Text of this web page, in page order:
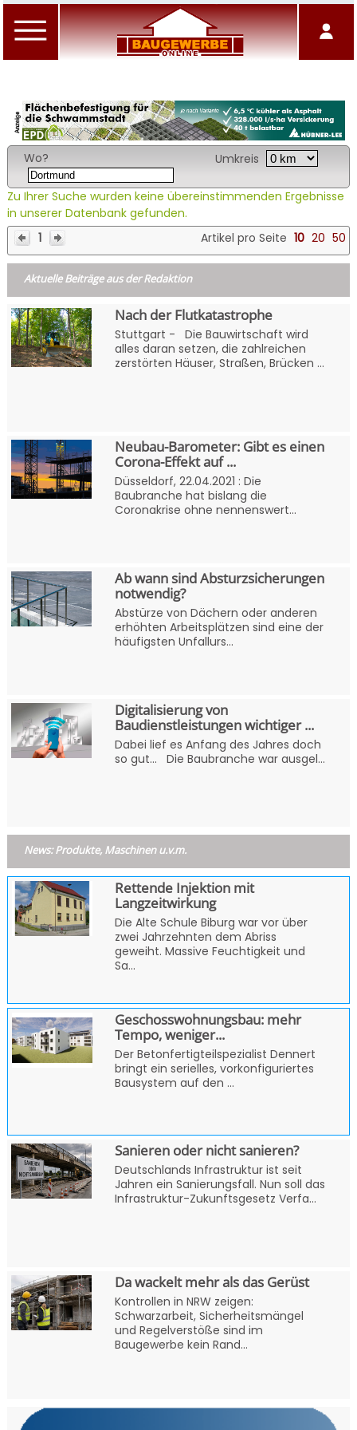
Wo? Umkreis
Zu Ihrer Suche wurden keine übereinstimmenden Ergebnisse
in unserer Datenbank gefunden.
1
Artikel pro Seite 10 20 50
Aktuelle Beiträge aus der Redaktion
Nach der Flutkatastrophe
Stuttgart - Die Bauwirtschaft wird
alles daran setzen, die zahlreichen
zerstörten Häuser, Straßen, Brücken ...
Neubau-Barometer: Gibt es einen
Corona-Effekt auf ...
Düsseldorf, 22.04.2021 : Die
Baubranche hat bislang die
Coronakrise ohne nennenswert...
Ab wann sind Absturzsicherungen
notwendig?
Abstürze von Dächern oder anderen
erhöhten Arbeitsplätzen sind eine der
häufigsten Unfallurs...
Digitalisierung von
Baudienstleistungen wichtiger ...
Dabei lief es Anfang des Jahres doch
so gut... Die Baubranche war ausgel...
News: Produkte, Maschinen u.v.m.
Rettende Injektion mit
Langzeitwirkung
Die Alte Schule Biburg war vor über
zwei Jahrzehnten dem Abriss
geweiht. Massive Feuchtigkeit und
Sa...
Geschosswohnungsbau: mehr
Tempo, weniger...
Der Betonfertigteilspezialist Dennert
bringt ein serielles, vorkonfiguriertes
Bausystem auf den ...
Sanieren oder nicht sanieren?
Deutschlands Infrastruktur ist seit
Jahren ein Sanierungsfall. Nun soll das
Infrastruktur-Zukunftsgesetz Verfa...
Da wackelt mehr als das Gerüst
Kontrollen in NRW zeigen:
Schwarzarbeit, Sicherheitsmängel
und Regelverstöße sind im
Baugewerbe kein Rand...